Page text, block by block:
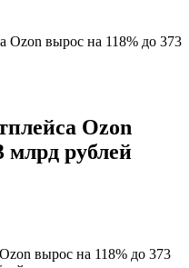
Ozon вырос на 118% до 373
Ozon
млрд рублей